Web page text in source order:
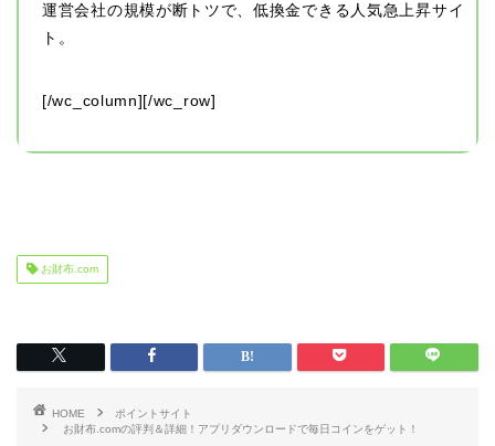
運営会社の規模が断トツで、低換金できる人気急上昇サイ
ト。
[/wc_column][/wc_row]
お財布.com
HOME
ポイントサイト
お財布.comの評判＆詳細！アプリダウンロードで毎日コインをゲット！